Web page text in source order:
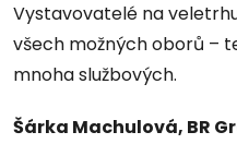
Vystavovatelé na
všech možných oborů –
mnoha službových.
Šárka Machulová, BR